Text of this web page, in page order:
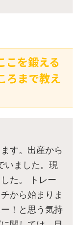
こを鍛える
ろまで教え
す。出産から
いました。現
た。 トレー
から始まりま
！と思う気持